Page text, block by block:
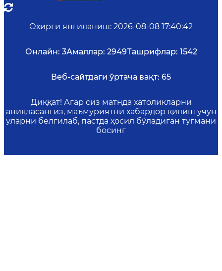
Охирги янгиланиш: 2026-08-08 17:40:42
Онлайн: 3Амаллар: 2949Ташрифлар: 1542
Веб-сайтдаги ўртача вақт: 65
Диққат! Агар сиз матнда хатоликларни
аниқласангиз, маъмуриятни хабардор қилиш учун
уларни белгилаб, пастда ҳосил бўладиган тугмани
босинг